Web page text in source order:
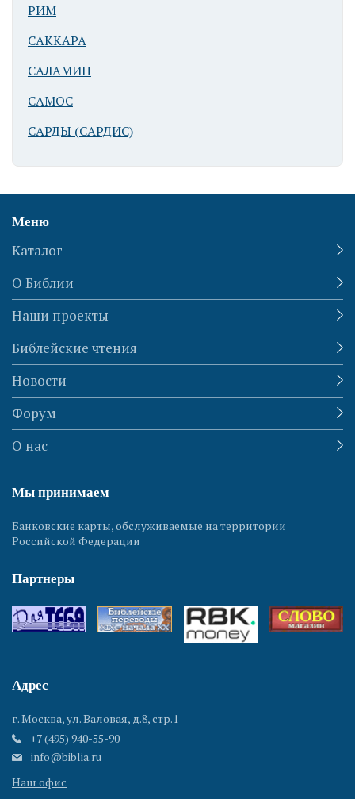
РИМ
САККАРА
САЛАМИН
САМОС
САРДЫ (САРДИС)
Меню
Каталог
О Библии
Наши проекты
Библейские чтения
Новости
Форум
О нас
Мы принимаем
Банковские карты, обслуживаемые на территории
Российской Федерации
Партнеры
Адрес
г. Москва, ул. Валовая, д.8, стр.1
+7 (495) 940-55-90
info@biblia.ru
Наш офис